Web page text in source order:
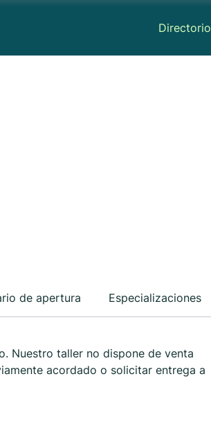
Directorio
de apertura Especializaciones
Nuestro taller no dispone de venta
acordado o solicitar entrega a